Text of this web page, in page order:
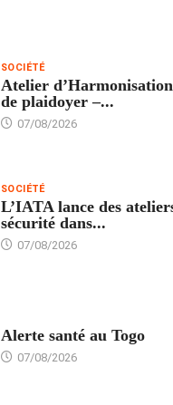
SOCIÉTÉ
Atelier
de plaidoyer –...
07/08/2026
SOCIÉTÉ
L’IATA lance des
sécurité dans...
07/08/2026
Alerte santé au Togo
07/08/2026